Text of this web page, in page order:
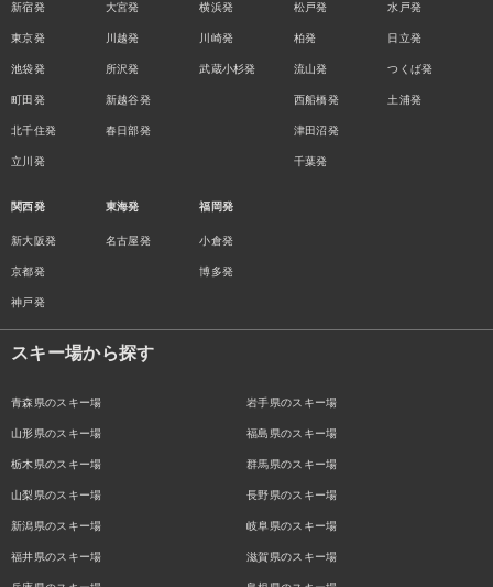
新宿発
東京発
池袋発
町田発
北千住発
立川発
大宮発
川越発
所沢発
新越谷発
春日部発
横浜発
川崎発
武蔵小杉発
松戸発
柏発
流山発
西船橋発
津田沼発
千葉発
水戸発
日立発
つくば発
土浦発
関西発
新大阪発
京都発
神戸発
東海発
名古屋発
福岡発
小倉発
博多発
スキー場から探す
青森県のスキー場 岩手県のスキー場
山形県のスキー場 福島県のスキー場
栃木県のスキー場 群馬県のスキー場
山梨県のスキー場 長野県のスキー場
新潟県のスキー場 岐阜県のスキー場
福井県のスキー場 滋賀県のスキー場